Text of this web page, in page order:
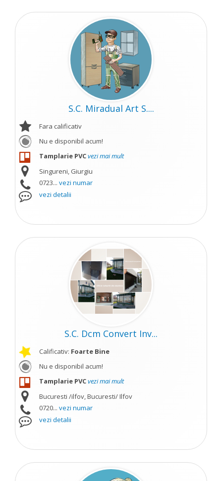
S.C. Miradual Art S....
Fara calificativ
Nu e disponibil acum!
Tamplarie PVCvezi mai mult
Singureni, Giurgiu
0723... vezi numar
vezi detalii
S.C. Dcm Convert Inv...
Calificativ: Foarte Bine
Nu e disponibil acum!
Tamplarie PVCvezi mai mult
Bucuresti /ilfov, Bucuresti/ Ilfov
0720... vezi numar
vezi detalii